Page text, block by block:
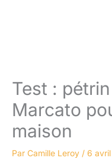
Test :
Marcato
maison
Par Camille Leroy / 6